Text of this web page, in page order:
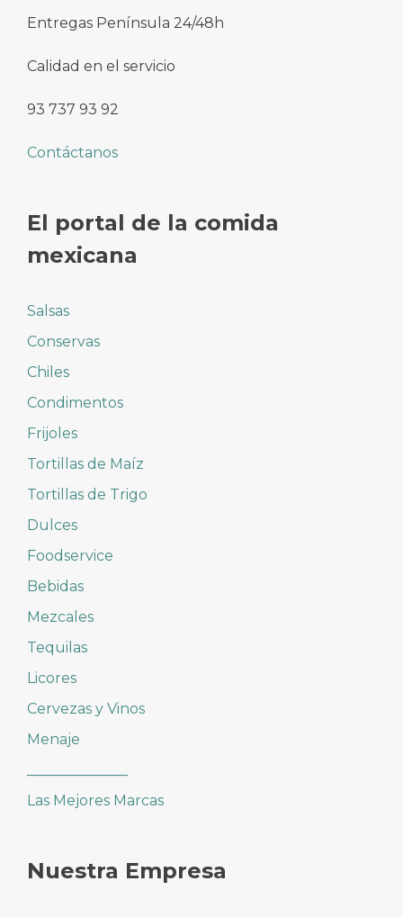
Entregas Península 24/48h
Calidad en el servicio
93 737 93 92
Contáctanos
El portal de la comida
mexicana
Salsas
Conservas
Chiles
Condimentos
Frijoles
Tortillas de Maíz
Tortillas de Trigo
Dulces
Foodservice
Bebidas
Mezcales
Tequilas
Licores
Cervezas y Vinos
Menaje
Las Mejores Marcas
Nuestra Empresa